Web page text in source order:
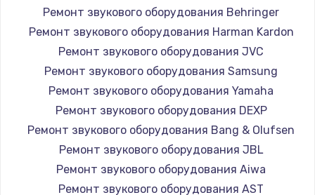
Замена картридера
890 руб.
Заказать
Замена микросхемы NFC
1100 руб.
Заказать
Замена шим-контроллера
Ремонт звукового оборудования Behringer
Ремонт звукового оборудования Harman Kardon
Ремонт звукового оборудования JVC
Ремонт звукового оборудования Samsung
Ремонт звукового оборудования Yamaha
Ремонт звукового оборудования DEXP
Ремонт звукового оборудования Bang & Olufsen
Ремонт звукового оборудования JBL
Ремонт звукового оборудования Aiwa
Ремонт звукового оборудования AST